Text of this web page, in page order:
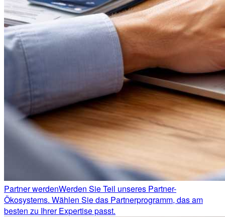
Partner werdenWerden Sie Teil unseres Partner-
Ökosystems. Wählen Sie das Partnerprogramm, das am
besten zu Ihrer Expertise passt.